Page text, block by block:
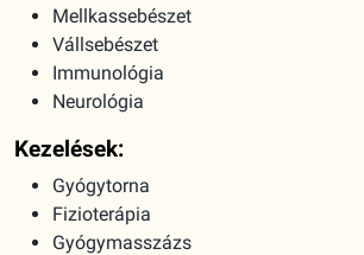
Mellkassebészet
Vállsebészet
Immunológia
Neurológia
Kezelések:
Gyógytorna
Fizioterápia
Gyógymasszázs